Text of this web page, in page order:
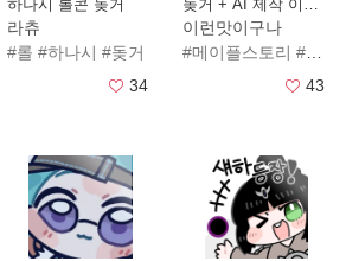
#돚거 #귀여운 #줄
하나시 롤콘 돚거
라츄
#롤 #하나시 #돚거
34
돚거 + AI 제작 이모티콘
이런맛이구나
#메이플스토리 #메이플
43